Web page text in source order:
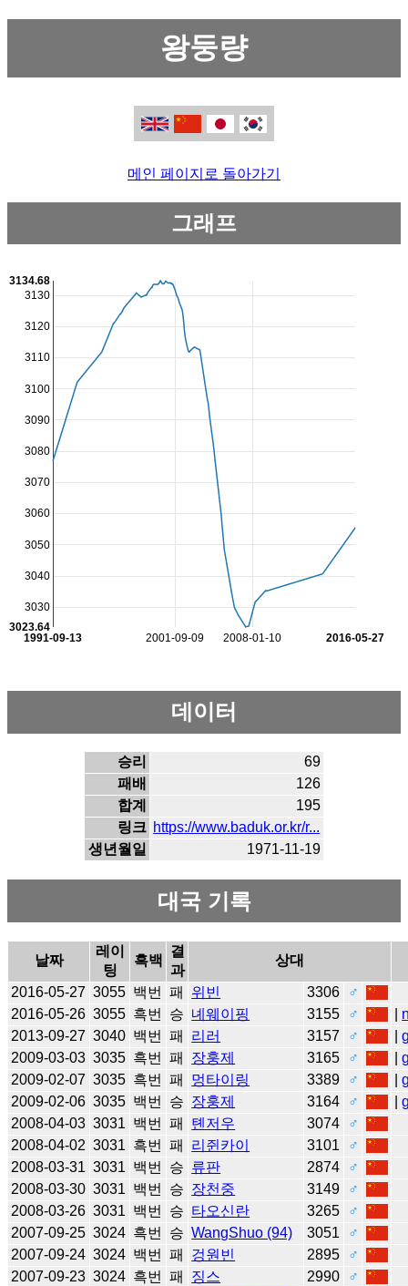
왕둥량
메인 페이지로 돌아가기
그래프
2001-09-09 2008-01-10
1991-09-13 2016-05-27
3030
3040
3050
3060
3070
3080
3090
3100
3110
3120
3130
3023.64
3134.68
데이터
승리
69
패배
126
합계
195
링크 https://www.baduk.or.kr/r...
생년월일
1971-11-19
대국 기록
날짜
레이
팅
흑백
결
과
상대
2016-05-27 3055 백번 패 위빈 3306
♂
2016-05-26 3055 흑번 승 녜웨이핑 3155 ♂
2013-09-27 3040 백번 패 리러 3157 ♂ |
2009-03-03 3035 흑번 패 장훙제 3165 ♂ |
2009-02-07 3035 흑번 패 멍타이링 3389 ♂ |
2009-02-06 3035 백번 승 장훙제 3164 ♂ |
2008-04-03 3031 백번 패 톈저우 3074
♂
2008-04-02 3031 흑번 패 리쥔카이 3101
♂
2008-03-31 3031 백번 승 류판 2874
♂
2008-03-30 3031 백번 승 장천중 3149
♂
2008-03-26 3031 백번 승 타오신란 3265
♂
2007-09-25 3024 흑번 승 WangShuo (94) 3051
♂
2007-09-24 3024 백번 패 겅원빈 2895
♂
2007-09-23 3024 흑번 패 징스 2990
♂